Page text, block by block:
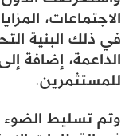
الاجتماعات،
في ذلك البنية
الداعمة، إضافة
للمستثمرين.
وتم تسليط الضوء